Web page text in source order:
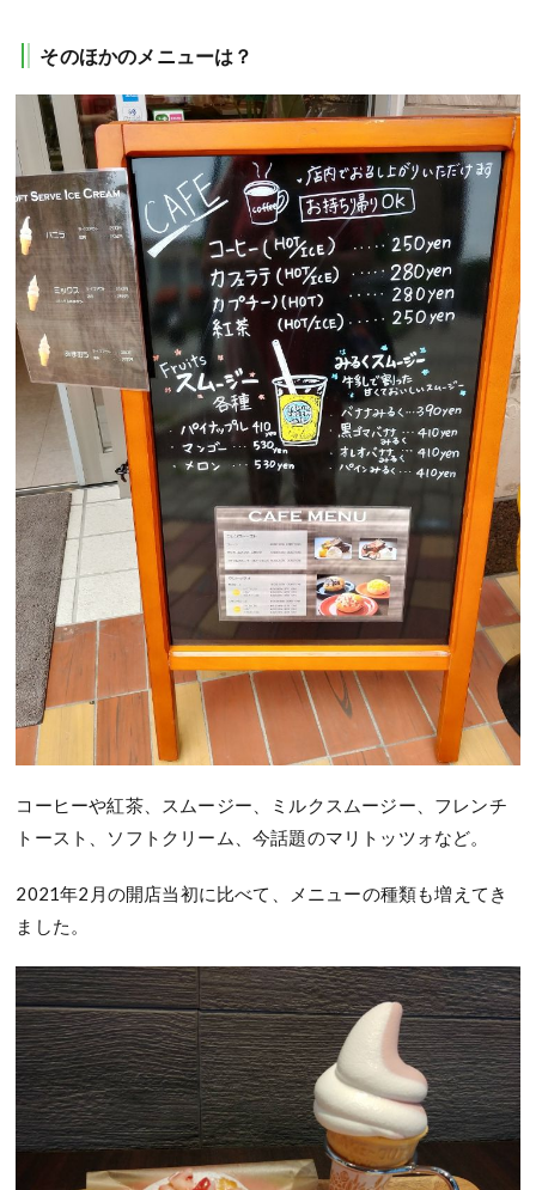
そのほかのメニューは？
コーヒーや紅茶、スムージー、ミルクスムージー、フレンチ
トースト、ソフトクリーム、今話題のマリトッツォなど。
2021年2月の開店当初に比べて、メニューの種類も増えてき
ました。